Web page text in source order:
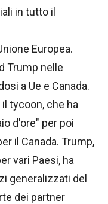
in tutto il
Europea.
Trump nelle
a Ue e Canada.
tycoon, che ha
d'ore" per poi
il Canada. Trump,
vari Paesi, ha
generalizzati del
dei partner